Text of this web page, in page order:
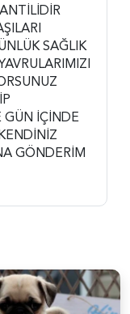
SAĞLIK
GÜN İÇİNDE
GÖNDERİM